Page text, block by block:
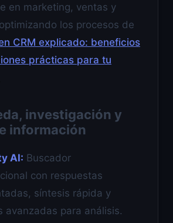
en marketing, ventas y
los procesos de
CRM explicado: beneficios
prácticas para tu
investigación y
información
AI: Buscador
con respuestas
síntesis rápida y
avanzadas para análisis.